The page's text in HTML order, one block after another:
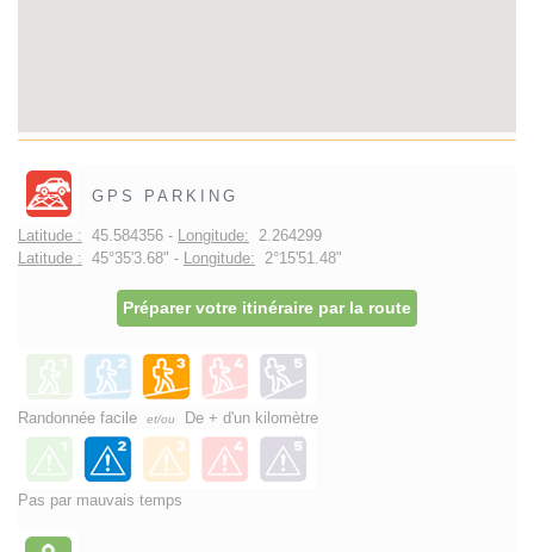
GPS PARKING
Latitude : 45.584356 - Longitude: 2.264299
Latitude : 45°35'3.68" - Longitude: 2°15'51.48"
Préparer votre itinéraire par la route
Randonnée facile et/ou De + d'un kilomètre
Pas par mauvais temps